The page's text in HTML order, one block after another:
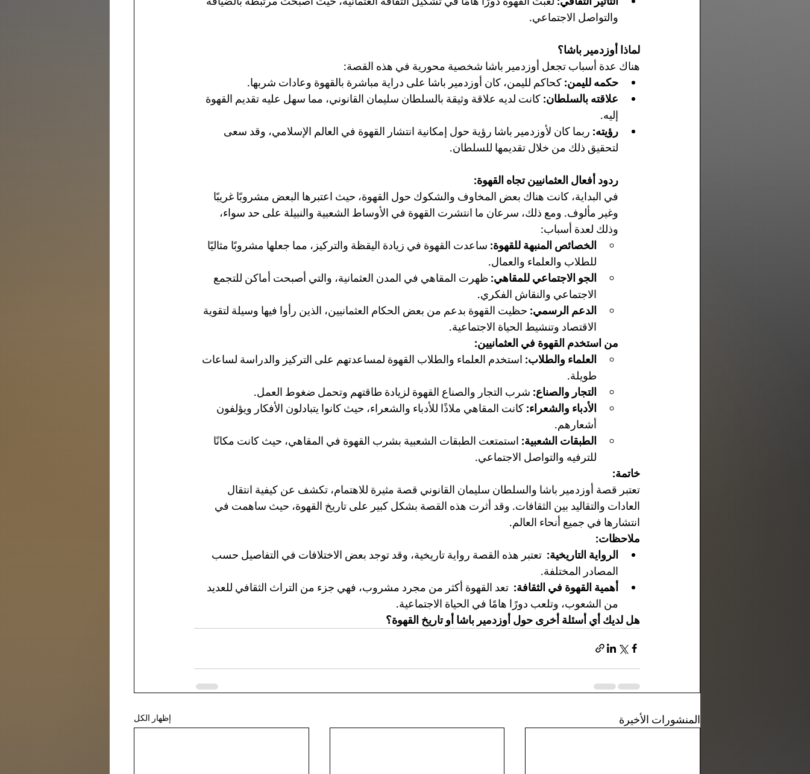
والتواصل الاجتماعي.
لماذا أوزدمير باشا؟
هناك عدة أسباب تجعل أوزدمير باشا شخصية محورية في هذه القصة:
حكمه لليمن: كحاكم لليمن، كان أوزدمير باشا على دراية مباشرة بالقهوة وعادات شربها.
علاقته بالسلطان: كانت لديه علاقة وثيقة بالسلطان سليمان القانوني، مما سهل عليه تقديم القهوة
إليه.
رؤيته: ربما كان لأوزدمير باشا رؤية حول إمكانية انتشار القهوة في العالم الإسلامي، وقد سعى
لتحقيق ذلك من خلال تقديمها للسلطان.
ردود أفعال العثمانيين تجاه القهوة:
في البداية، كانت هناك بعض المخاوف والشكوك حول القهوة، حيث اعتبرها البعض مشروبًا غريبًا
وغير مألوف. ومع ذلك، سرعان ما انتشرت القهوة في الأوساط الشعبية والنبيلة على حد سواء،
وذلك لعدة أسباب:
الخصائص المنبهة للقهوة: ساعدت القهوة في زيادة اليقظة والتركيز، مما جعلها مشروبًا مثاليًا
للطلاب والعلماء والعمال.
الجو الاجتماعي للمقاهي: ظهرت المقاهي في المدن العثمانية، والتي أصبحت أماكن للتجمع
الاجتماعي والنقاش الفكري.
الدعم الرسمي: حظيت القهوة بدعم من بعض الحكام العثمانيين، الذين رأوا فيها وسيلة لتقوية
الاقتصاد وتنشيط الحياة الاجتماعية.
من استخدم القهوة في العثمانيين:
العلماء والطلاب: استخدم العلماء والطلاب القهوة لمساعدتهم على التركيز والدراسة لساعات
طويلة.
التجار والصناع: شرب التجار والصناع القهوة لزيادة طاقتهم وتحمل ضغوط العمل.
الأدباء والشعراء: كانت المقاهي ملاذًا للأدباء والشعراء، حيث كانوا يتبادلون الأفكار ويؤلفون
أشعارهم.
الطبقات الشعبية: استمتعت الطبقات الشعبية بشرب القهوة في المقاهي، حيث كانت مكانًا
للترفيه والتواصل الاجتماعي.
خاتمة:
تعتبر قصة أوزدمير باشا والسلطان سليمان القانوني قصة مثيرة للاهتمام، تكشف عن كيفية انتقال
العادات والتقاليد بين الثقافات. وقد أثرت هذه القصة بشكل كبير على تاريخ القهوة، حيث ساهمت في
انتشارها في جميع أنحاء العالم.
ملاحظات:
الرواية التاريخية: تعتبر هذه القصة رواية تاريخية، وقد توجد بعض الاختلافات في التفاصيل حسب
المصادر المختلفة.
أهمية القهوة في الثقافة: تعد القهوة أكثر من مجرد مشروب، فهي جزء من التراث الثقافي للعديد
من الشعوب، وتلعب دورًا هامًا في الحياة الاجتماعية.
هل لديك أي أسئلة أخرى حول أوزدمير باشا أو تاريخ القهوة؟
المنشورات الأخيرة إظهار الكل